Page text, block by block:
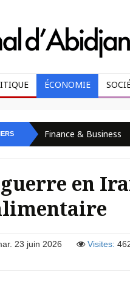
ÉCONOMIE
Finance & Business
guerre en
23 juin 2026 Visites: